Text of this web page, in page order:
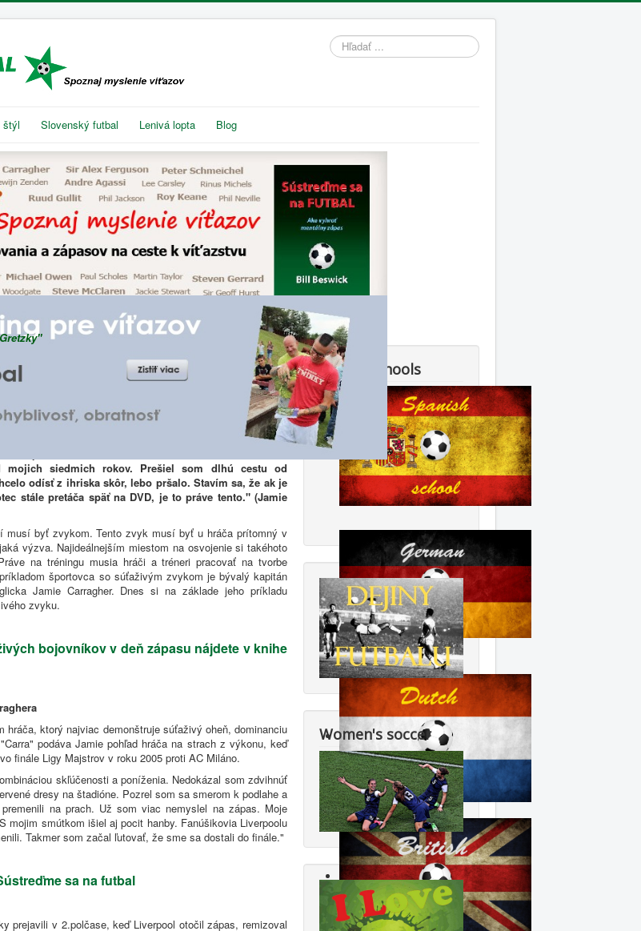
Hľadať
štýl Slovenský futbal Lenivá lopta Blog
Stať sa bojovníkom v deň
siedmich rokov. Prešiel som dlhú cestu od
odísť z ihriska skôr, lebo pršalo. Stavím sa, že ak je
stále pretáča späť na DVD, je to práve tento." (Jamie
musí byť zvykom. Tento zvyk musí byť u hráča prítomný v
výzva. Najideálnejším miestom na osvojenie si takéhoto
na tréningu musia hráči a tréneri pracovať na tvorbe
športovca so súťaživým zvykom je bývalý kapitán
Jamie Carragher. Dnes si na základe jeho príkladu
zvyku.
bojovníkov v deň zápasu nájdete v knihe
hráča, ktorý najviac demonštruje súťaživý oheň, dominanciu
podáva Jamie pohľad hráča na strach z výkonu, keď
finále Ligy Majstrov v roku 2005 proti AC Miláno.
skľúčenosti a poníženia. Nedokázal som zdvihnúť
dresy na štadióne. Pozrel som sa smerom k podlahe a
na prach. Už som viac nemyslel na zápas. Moje
smútkom išiel aj pocit hanby. Fanúšikovia Liverpoolu
Takmer som začal ľutovať, že sme sa dostali do finále."
sa na futbal
prejavili v 2.polčase, keď Liverpool otočil zápas, remizoval
Soccer schools
Women's soccer